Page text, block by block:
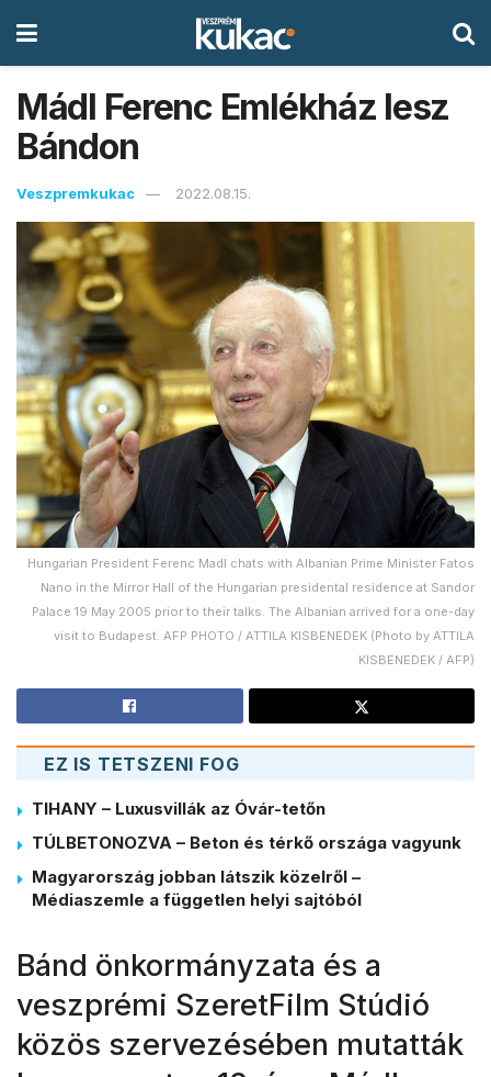
Mádl Ferenc Emlékház lesz
Bándon
Veszpremkukac 2022.08.15.
Hungarian President Ferenc Madl chats with Albanian Prime Minister Fatos
Nano in the Mirror Hall of the Hungarian presidental residence at Sandor
Palace 19 May 2005 prior to their talks. The Albanian arrived for a one-day
visit to Budapest. AFP PHOTO / ATTILA KISBENEDEK (Photo by ATTILA
KISBENEDEK / AFP)
EZ IS TETSZENI FOG
TIHANY – Luxusvillák az Óvár-tetőn
TÚLBETONOZVA – Beton és térkő országa vagyunk
Magyarország jobban látszik közelről –
Médiaszemle a független helyi sajtóból
Bánd önkormányzata és a
veszprémi SzeretFilm Stúdió
közös szervezésében mutatták